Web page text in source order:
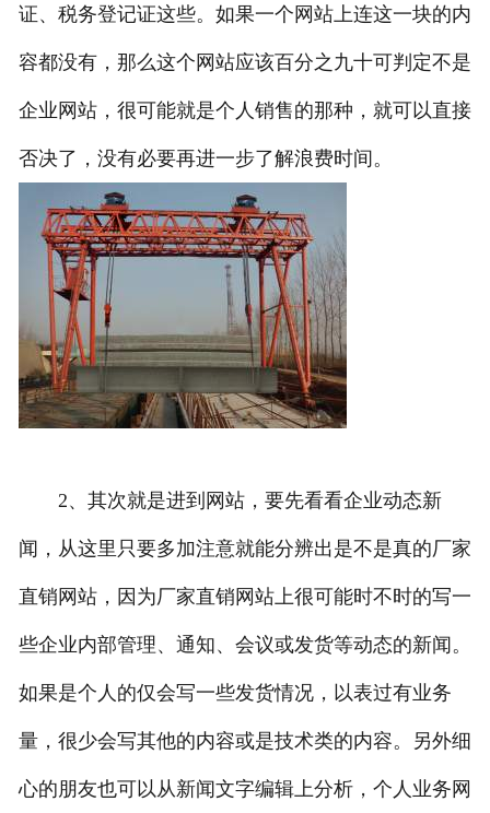
证、税务登记证这些。如果一个网站上连这一块的内
容都没有，那么这个网站应该百分之九十可判定不是
企业网站，很可能就是个人销售的那种，就可以直接
否决了，没有必要再进一步了解浪费时间。
2、其次就是进到网站，要先看看企业动态新
闻，从这里只要多加注意就能分辨出是不是真的厂家
直销网站，因为厂家直销网站上很可能时不时的写一
些企业内部管理、通知、会议或发货等动态的新闻。
如果是个人的仅会写一些发货情况，以表过有业务
量，很少会写其他的内容或是技术类的内容。另外细
心的朋友也可以从新闻文字编辑上分析，个人业务网